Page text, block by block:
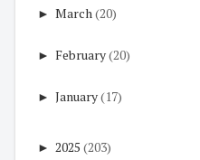
► March (20)
► February(20)
► January(17)
► 2025 (203)